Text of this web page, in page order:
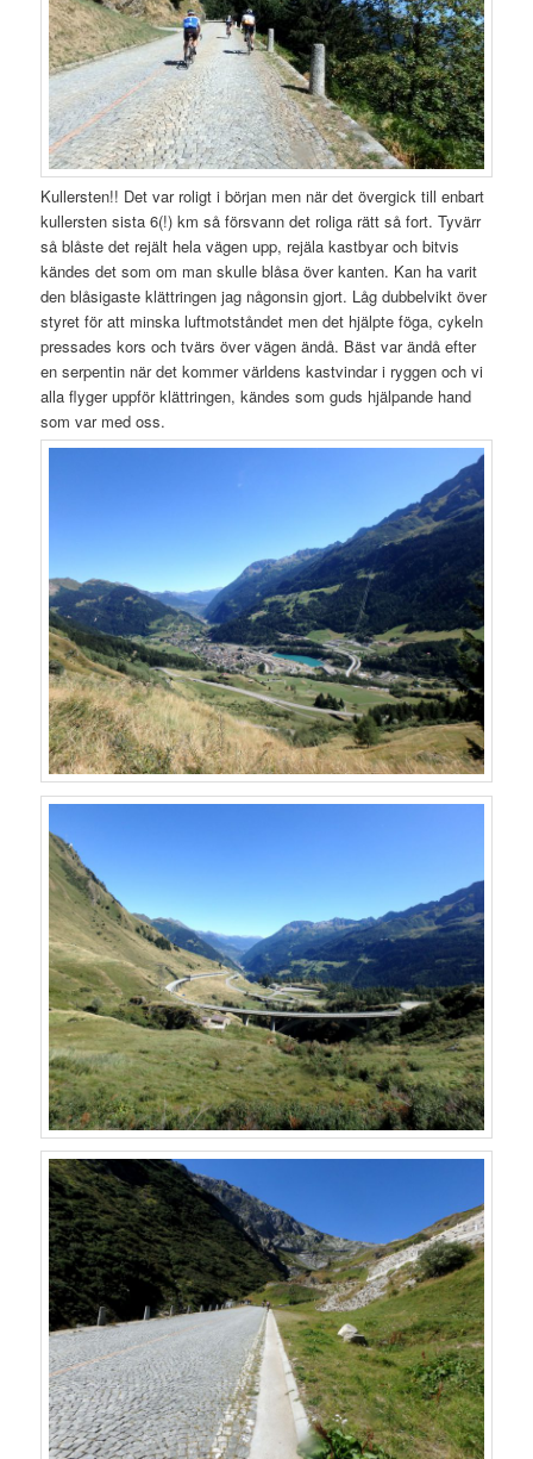
Kullersten!! Det var roligt i början men när det övergick till enbart
kullersten sista 6(!) km så försvann det roliga rätt så fort. Tyvärr
så blåste det rejält hela vägen upp, rejäla kastbyar och bitvis
kändes det som om man skulle blåsa över kanten. Kan ha varit
den blåsigaste klättringen jag någonsin gjort. Låg dubbelvikt över
styret för att minska luftmotståndet men det hjälpte föga, cykeln
pressades kors och tvärs över vägen ändå. Bäst var ändå efter
en serpentin när det kommer världens kastvindar i ryggen och vi
alla flyger uppför klättringen, kändes som guds hjälpande hand
som var med oss.